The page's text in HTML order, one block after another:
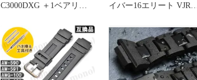
C3000DXG ＋1ベアリン
イバー16エリート VJR